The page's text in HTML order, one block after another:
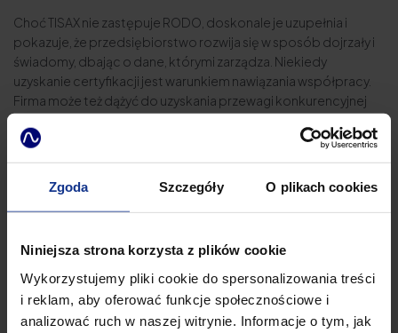
Zgoda Szczegóły O plikach cookies
Niniejsza strona korzysta z plików cookie
Wykorzystujemy pliki cookie do spersonalizowania treści
i reklam, aby oferować funkcje społecznościowe i
analizować ruch w naszej witrynie. Informacje o tym, jak
Choć TISAX nie zastępuje RODO, doskonale je uzupełnia i
pokazuje, że przedsiębiorstwo rozwija się w sposób dojrzały i
świadomy, dbając o dane, którymi zarządza. Niekiedy
uzyskanie certyfikacji jest warunkiem nawiązania współpracy.
Firma może też dążyć do uzyskania przewagi konkurencyjnej
Wypada wskazać, że o certyfikat TISAX mogą ubiegać się
bezpośrednich producentów części OEM, ale także
dostawców surowców, usług, czy instytuty zajmujące się
Sprawdź również:
Outsourcing funkcji Inspektora
Ochrony Danych. Jak możemy Ci pomóc?
Jak wygląda certyfikacja TISAX?